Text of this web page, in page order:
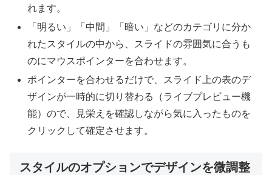
れます。
「明るい」「中間」「暗い」などのカテゴリに分か
れたスタイルの中から、スライドの雰囲気に合うも
のにマウスポインターを合わせます。
ポインターを合わせるだけで、スライド上の表のデ
ザインが一時的に切り替わる（ライブプレビュー機
能）ので、見栄えを確認しながら気に入ったものを
クリックして確定させます。
スタイルのオプションでデザインを微調整